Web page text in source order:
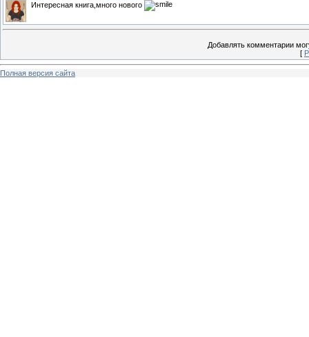
Интересная книга,много нового
Добавлять комментарии
[
Полная версия сайта